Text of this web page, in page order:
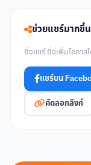
ช่วยแชร์มากขึ้น
ยิ่งแชร์ ยิ่งเพิ่มโอกาส
แชร์บน
คัดลอกลิงก์